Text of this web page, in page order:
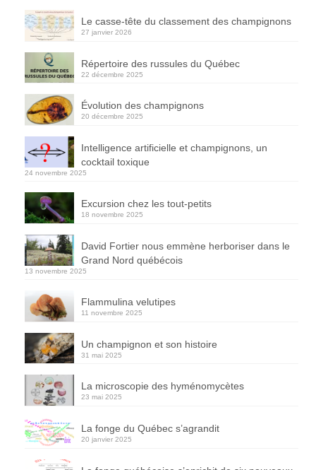
Le casse-tête du classement des champignons
27 janvier 2026
Répertoire des russules du Québec
22 décembre 2025
Évolution des champignons
20 décembre 2025
Intelligence artificielle et champignons, un
cocktail toxique
24 novembre 2025
Excursion chez les tout-petits
18 novembre 2025
David Fortier nous emmène herboriser dans le
Grand Nord québécois
13 novembre 2025
Flammulina velutipes
11 novembre 2025
Un champignon et son histoire
31 mai 2025
La microscopie des hyménomycètes
23 mai 2025
La fonge du Québec s’agrandit
20 janvier 2025